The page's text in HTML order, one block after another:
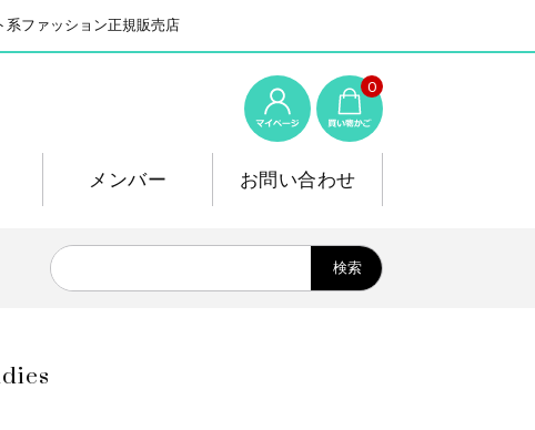
ファッション正規販売店
0
メンバー お問い合わせ